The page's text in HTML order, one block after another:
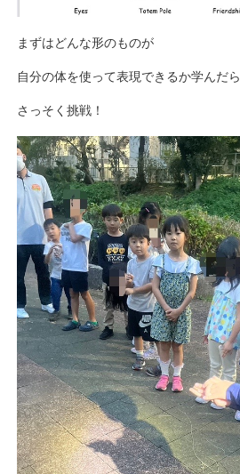
まずはどんな形のものが
自分の体を使って表現できるか学んだら
さっそく挑戦！